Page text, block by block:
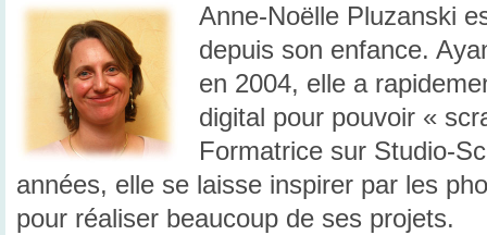
Anne-Noëlle Pluzanski
depuis son enfance.
en 2004, elle a
digital pour pouvoir «
Formatrice sur Studio-
années, elle se laisse inspirer par les
pour réaliser beaucoup de ses projets.